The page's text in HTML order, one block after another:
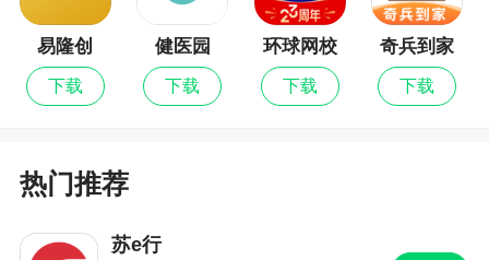
易隆创
下载
健医园
下载
环球网校
下载
奇兵到家
下载
热门推荐
苏e行